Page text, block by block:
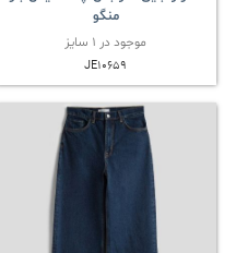
منگو
موجود در 1 سایز
JE10659